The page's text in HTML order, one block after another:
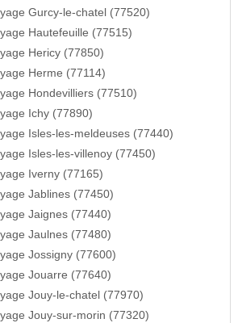
Gurcy-le-chatel (77520)
Hautefeuille (77515)
Hericy (77850)
Herme (77114)
Hondevilliers (77510)
Ichy (77890)
Isles-les-meldeuses (77440)
Isles-les-villenoy (77450)
Iverny (77165)
Jablines (77450)
Jaignes (77440)
Jaulnes (77480)
Jossigny (77600)
Jouarre (77640)
Jouy-le-chatel (77970)
Jouy-sur-morin (77320)